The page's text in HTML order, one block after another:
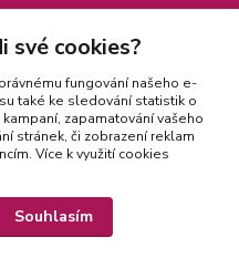
své cookies?
fungování našeho e-
také ke sledování statistik o
zapamatování vašeho
stránek, či zobrazení reklam
Více k využití cookies
Souhlasím